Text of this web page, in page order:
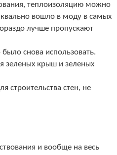
теплоизоляцию можно
вошло в моду в самых
лучше пропускают
снова использовать.
зеленых крыш и зеленых
строительства стен, не
и вообще на весь